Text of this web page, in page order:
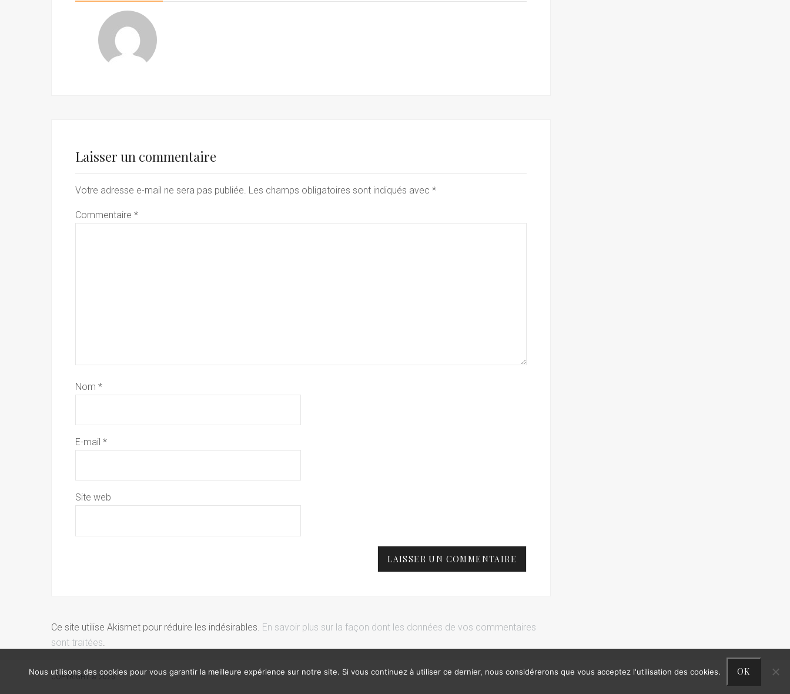
Laisser un commentaire
Votre adresse e-mail ne sera pas publiée. Les champs obligatoires sont indiqués avec *
Commentaire *
Nom *
E-mail *
Site web
Ce site utilise Akismet pour réduire les indésirables. En savoir plus sur la façon dont les données de vos commentaires
sont traitées.
COPYRIGHT © 2026
Nous utilisons des cookies pour vous garantir la meilleure expérience sur notre site. Si vous continuez à utiliser ce dernier, nous considérerons que vous acceptez l'utilisation des cookies. OK